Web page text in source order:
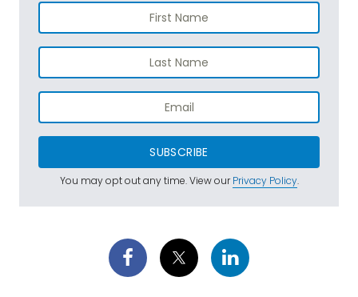
SUBSCRIBE
You may opt out any time. View ourPrivacy Policy.